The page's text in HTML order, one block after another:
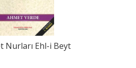
Nurları Ehl-i Beyt